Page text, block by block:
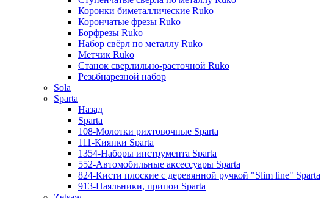
Коронки биметаллические Ruko
Корончатые фрезы Ruko
Борфрезы Ruko
Набор свёрл по металлу Ruko
Метчик Ruko
Станок сверлильно-расточной Ruko
Резьбнарезной набор
Sola
Sparta
Назад
Sparta
108-Молотки рихтовочные Sparta
111-Киянки Sparta
1354-Наборы инструмента Sparta
552-Автомобильные аксессуары Sparta
824-Кисти плоские с деревянной ручкой "Slim line" Sparta
913-Паяльники, припои Sparta